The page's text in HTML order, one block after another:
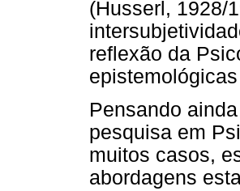
(Husserl, 1928/
reflexão da
Pensando
pesquisa em
muitos casos,
abordagens